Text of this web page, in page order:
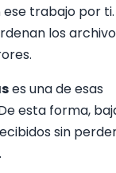
ese trabajo por ti.
los
es una de esas
esta forma,
sin